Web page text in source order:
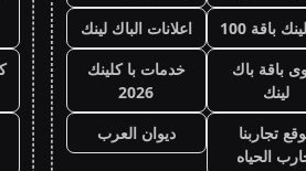
باقة 100
اعلانات الباك لينك
باقة باك
لينك
خدمات با كلينك
2026
تجاربنا
الحياه
ديوان العرب